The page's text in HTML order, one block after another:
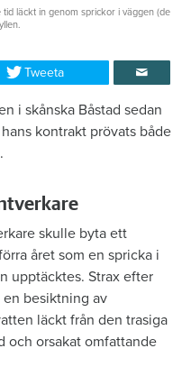
läckt in genom sprickor i väggen (de
Tweeta
i skånska Båstad sedan
kontrakt prövats både
skulle byta ett
året som en spricka i
upptäcktes. Strax efter
besiktning av
läckt från den trasiga
och orsakat omfattande